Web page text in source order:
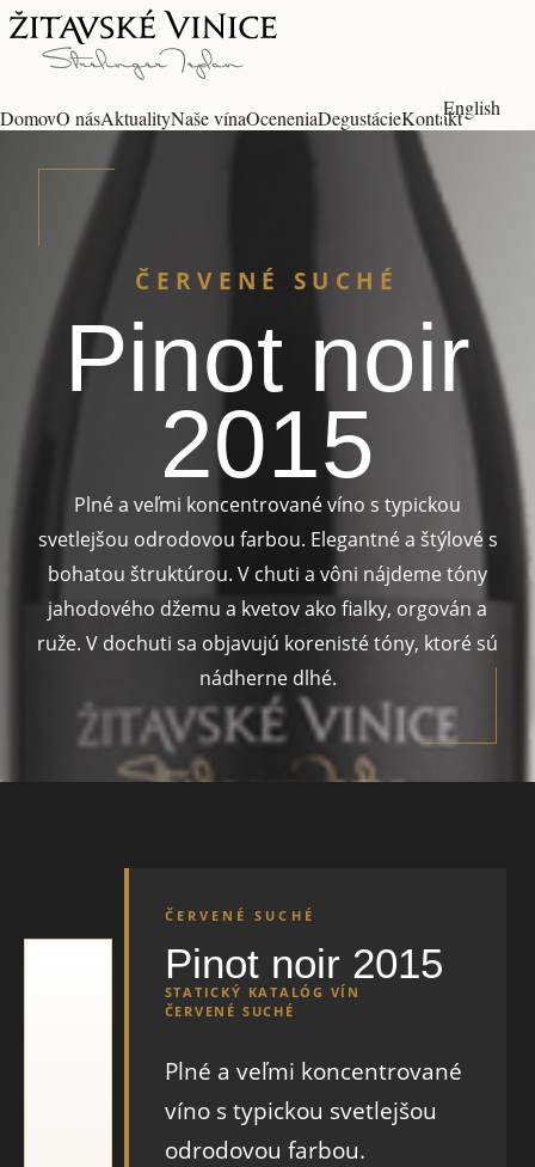
DomovO násAktualityNaše vínaOceneniaDegustácieKontaktEnglish
ČERVENÉ SUCHÉ
Pinot noir
2015
Plné a veľmi koncentrované víno s typickou
svetlejšou odrodovou farbou. Elegantné a štýlové s
bohatou štruktúrou. V chuti a vôni nájdeme tóny
jahodového džemu a kvetov ako fialky, orgován a
ruže. V dochuti sa objavujú korenisté tóny, ktoré sú
nádherne dlhé.
ČERVENÉ SUCHÉ
Pinot noir 2015
STATICKÝ KATALÓG VÍN
ČERVENÉ SUCHÉ
Plné a veľmi koncentrované
víno s typickou svetlejšou
odrodovou farbou.